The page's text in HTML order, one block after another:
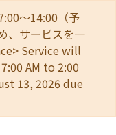
～14:00（予
、サービスを一
Service will
AM to 2:00
13, 2026 due